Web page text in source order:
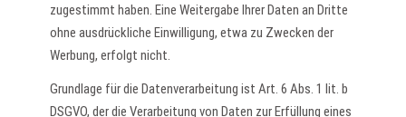
zugestimmt haben. Eine Weitergabe Ihrer Daten an Dritte
ohne ausdrückliche Einwilligung, etwa zu Zwecken der
Werbung, erfolgt nicht.
Grundlage für die Datenverarbeitung ist Art. 6 Abs. 1 lit. b
DSGVO, der die Verarbeitung von Daten zur Erfüllung eines